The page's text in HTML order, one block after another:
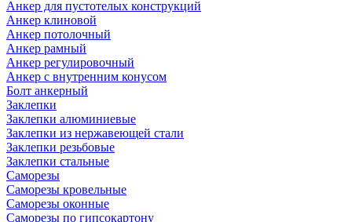
Анкер для пустотелых конструкций
Анкер клиновой
Анкер потолочный
Анкер рамный
Анкер регулировочный
Анкер с внутренним конусом
Болт анкерный
Заклепки
Заклепки алюминиевые
Заклепки из нержавеющей стали
Заклепки резьбовые
Заклепки стальные
Саморезы
Саморезы кровельные
Саморезы оконные
Саморезы по гипсокартону